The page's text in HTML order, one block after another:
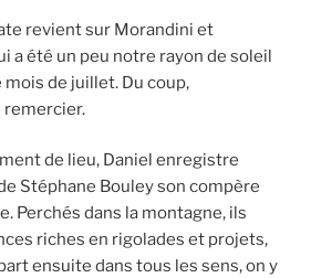
revient sur Morandini et
a été un peu notre rayon de soleil
de juillet. Du coup,
remercier.
de lieu, Daniel enregistre
Stéphane Bouley son compère
Perchés dans la montagne, ils
riches en rigolades et projets,
ensuite dans tous les sens, on y